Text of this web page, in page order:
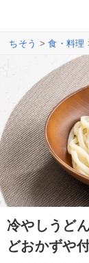
ちそう >食・料理
冷やしうど
どおかずや